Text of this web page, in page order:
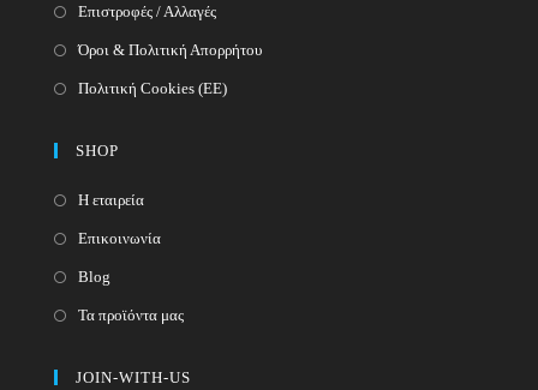
Επιστροφές / Αλλαγές
Όροι & Πολιτική Απορρήτου
Πολιτική Cookies (ΕΕ)
SHOP
Η εταιρεία
Επικοινωνία
Blog
Τα προϊόντα μας
JOIN-WITH-US